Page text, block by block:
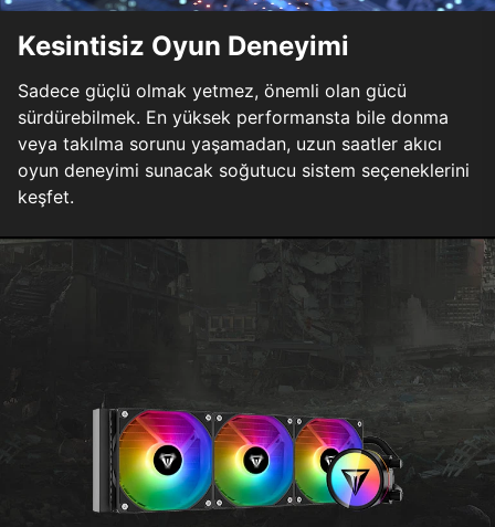
Kesintisiz Oyun Deneyimi
Sadece güçlü olmak yetmez, önemli olan gücü
sürdürebilmek. En yüksek performansta bile donma
veya takılma sorunu yaşamadan, uzun saatler akıcı
oyun deneyimi sunacak soğutucu sistem seçeneklerini
keşfet.